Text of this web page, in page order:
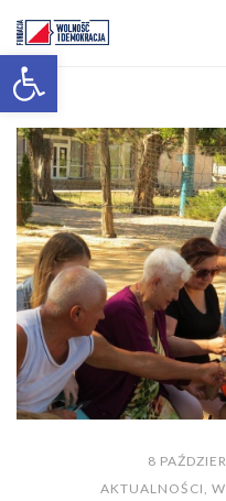
Otwórz pasek narzędzi
8
AKTUALNOŚCI,